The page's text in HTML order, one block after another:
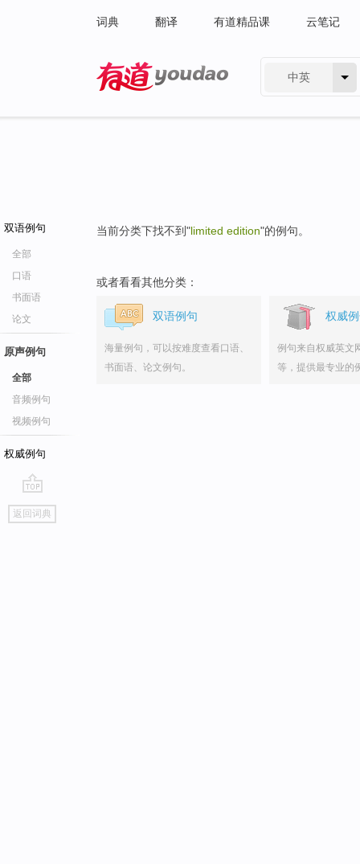
词典 翻译 有道精品课 云笔记
中英
双语例句
全部
口语
书面语
论文
原声例句
全部
音频例句
视频例句
权威例句
go
top
返回词典
当前分类下找不到"limited edition"的例句。
或者看看其他分类：
双语例句
海量例句，可以按难度查看口语、
书面语、论文例句。
权威
例句来自权威英文
等，提供最专业的